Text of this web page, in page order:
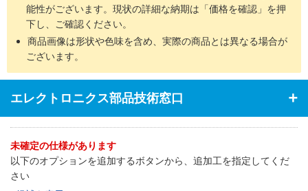
能性がございます。現状の詳細な納期は「価格を確認」を押
下し、ご確認ください。
商品画像は形状や色味を含め、実際の商品とは異なる場合が
ございます。
エレクトロニクス部品技術窓口
未確定の仕様があります
以下のオプションを追加するボタンから、追加工を指定してくだ
さい